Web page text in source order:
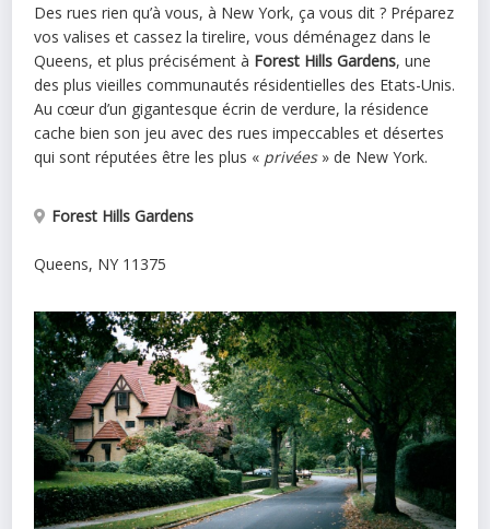
Des rues rien qu’à vous, à New York, ça vous dit ? Préparez
vos valises et cassez la tirelire, vous déménagez dans le
Queens, et plus précisément à Forest Hills Gardens, une
des plus vieilles communautés résidentielles des Etats-Unis.
Au cœur d’un gigantesque écrin de verdure, la résidence
cache bien son jeu avec des rues impeccables et désertes
qui sont réputées être les plus « privées» de New York.
Forest Hills Gardens
Queens, NY 11375